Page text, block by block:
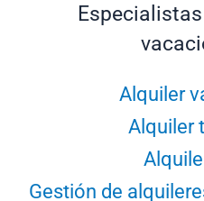
Alquiler
Alquiler
Gestión de